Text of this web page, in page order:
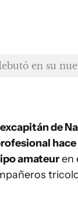
en su
de
hace
amateuren